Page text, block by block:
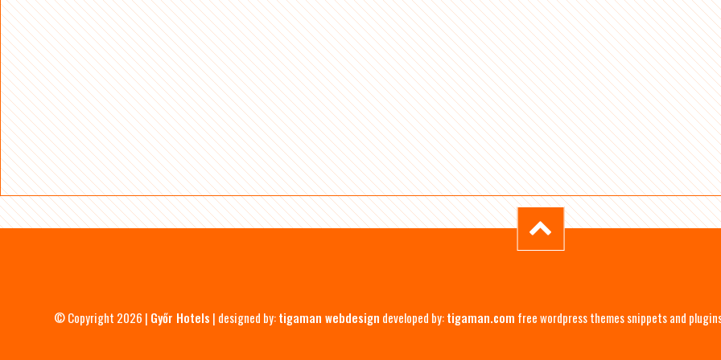
© Copyright 2026 | Győr Hotels | designed by:tigaman webdesign developed by:tigaman.com free wordpress themes snippets and